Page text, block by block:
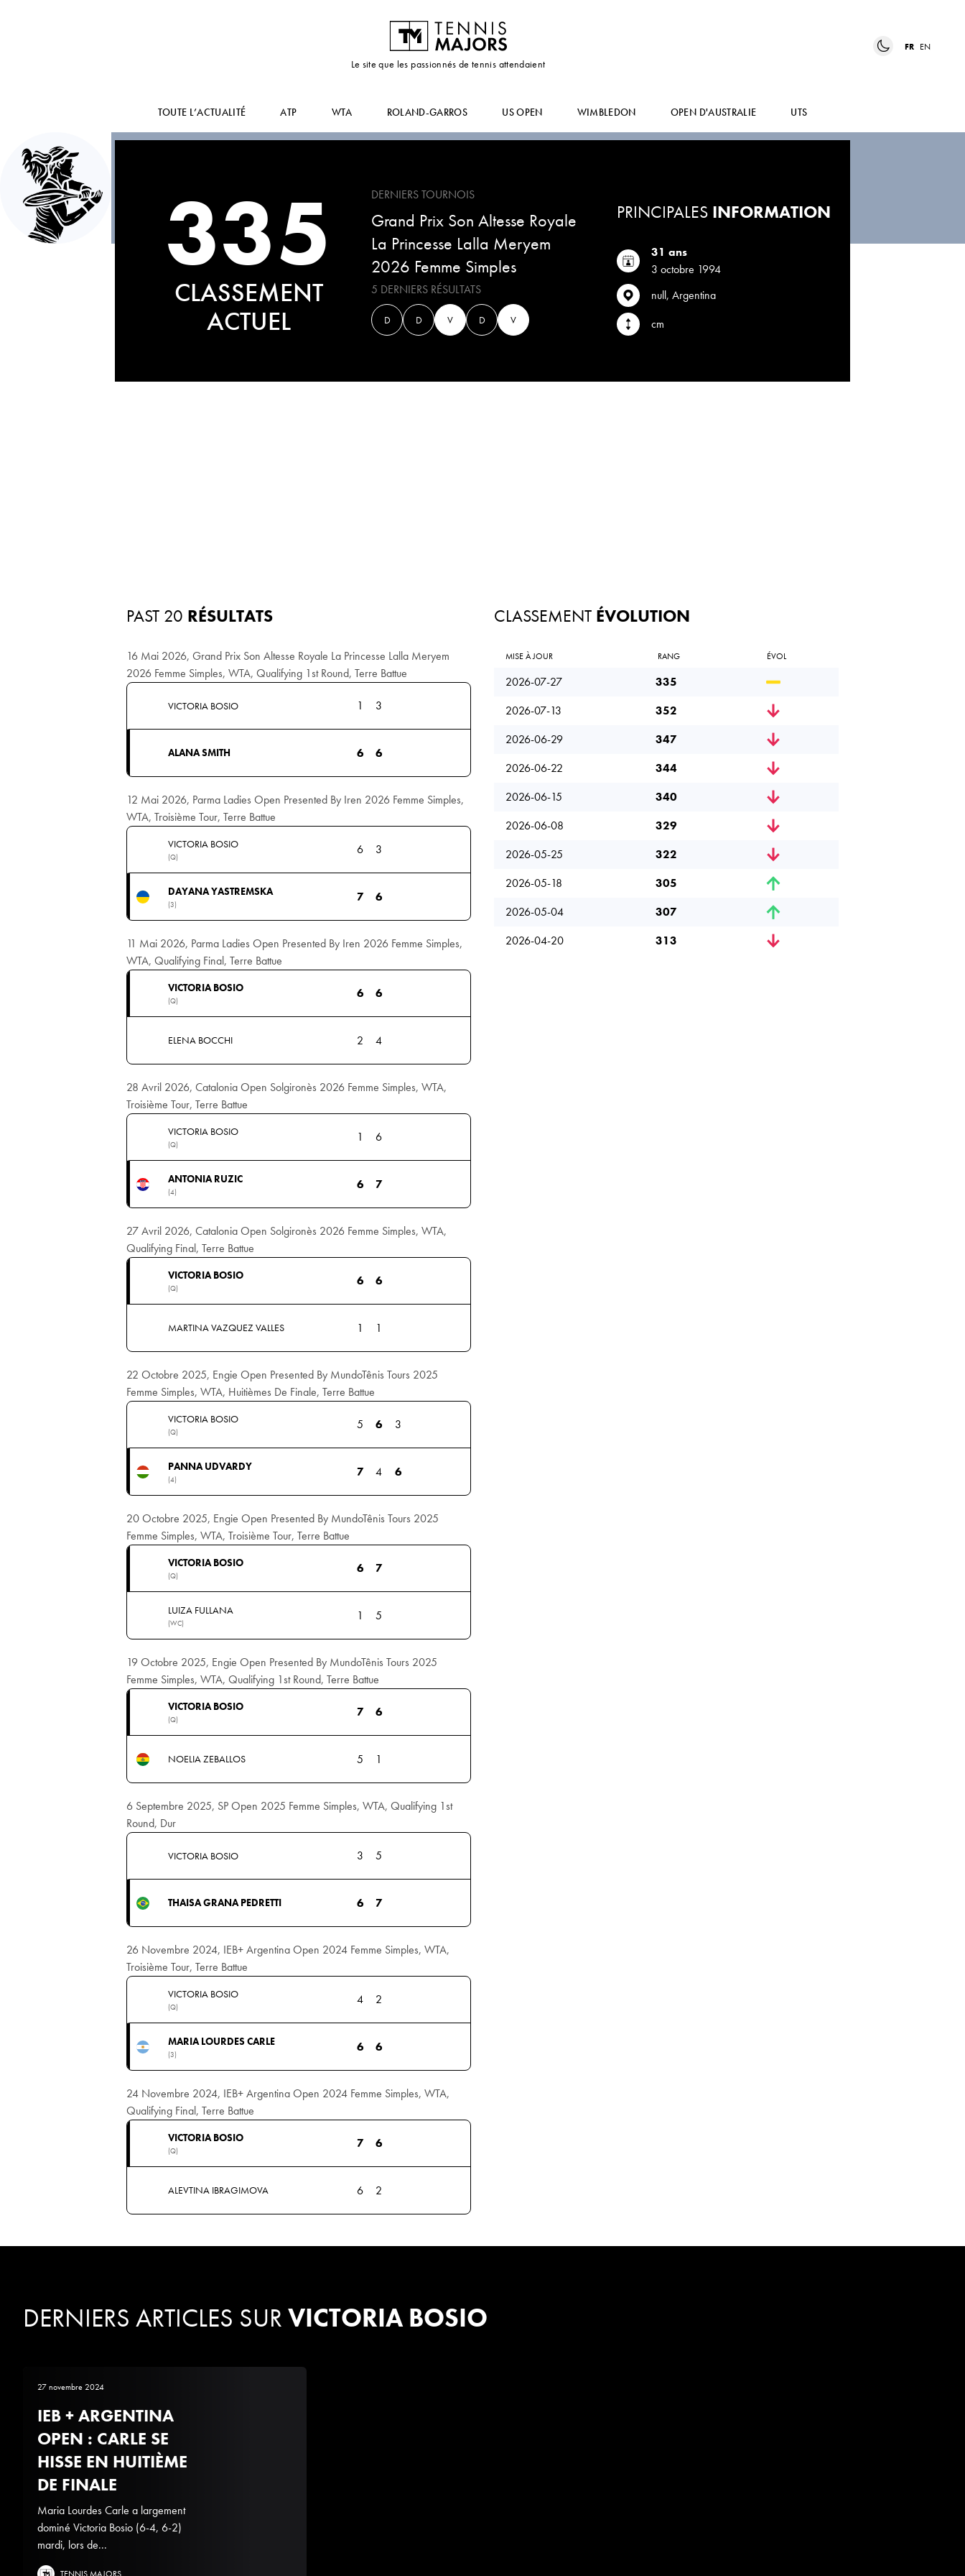
Le site que les passionnés de tennis attendaient
FR EN
TOUTE L’ACTUALITÉ ATP WTA ROLAND-GARROS US OPEN WIMBLEDON OPEN D'AUSTRALIE UTS
VICTORIA
BOSIO
335
CLASSEMENT
ACTUEL
DERNIERS TOURNOIS
Grand Prix Son Altesse Royale
La Princesse Lalla Meryem
2026 Femme Simples
5 DERNIERS RÉSULTATS
D D V D V
PRINCIPALESINFORMATION
31 ans
3 octobre 1994
null, Argentina
cm
CLASSEMENT ÉVOLUTION
MISE À JOUR RANG ÉVOL
2026-07-27
335
2026-07-13
352
2026-06-29
347
2026-06-22
344
2026-06-15
340
2026-06-08
329
2026-05-25
322
2026-05-18
305
2026-05-04
307
2026-04-20
313
PAST 20 RÉSULTATS
16 Mai 2026, Grand Prix Son Altesse Royale La Princesse Lalla Meryem
2026 Femme Simples, WTA, Qualifying 1st Round, Terre Battue
VICTORIA BOSIO 1 3
ALANA SMITH 6 6
12 Mai 2026, Parma Ladies Open Presented By Iren 2026 Femme Simples,
WTA, Troisième Tour, Terre Battue
VICTORIA BOSIO
(Q)
6 3
DAYANA YASTREMSKA
(3)
7 6
11 Mai 2026, Parma Ladies Open Presented By Iren 2026 Femme Simples,
WTA, Qualifying Final, Terre Battue
VICTORIA BOSIO
(Q)
6 6
ELENA BOCCHI 2 4
28 Avril 2026, Catalonia Open Solgironès 2026 Femme Simples, WTA,
Troisième Tour, Terre Battue
VICTORIA BOSIO
(Q)
1 6
ANTONIA RUZIC
(4)
6 7
27 Avril 2026, Catalonia Open Solgironès 2026 Femme Simples, WTA,
Qualifying Final, Terre Battue
VICTORIA BOSIO
(Q)
6 6
MARTINA VAZQUEZ VALLES 1 1
22 Octobre 2025, Engie Open Presented By MundoTênis Tours 2025
Femme Simples, WTA, Huitièmes De Finale, Terre Battue
VICTORIA BOSIO
(Q)
5 6 3
PANNA UDVARDY
(4)
7 4 6
20 Octobre 2025, Engie Open Presented By MundoTênis Tours 2025
Femme Simples, WTA, Troisième Tour, Terre Battue
VICTORIA BOSIO
(Q)
6 7
LUIZA FULLANA
(WC)
1 5
19 Octobre 2025, Engie Open Presented By MundoTênis Tours 2025
Femme Simples, WTA, Qualifying 1st Round, Terre Battue
VICTORIA BOSIO
(Q)
7 6
NOELIA ZEBALLOS 5 1
6 Septembre 2025, SP Open 2025 Femme Simples, WTA, Qualifying 1st
Round, Dur
VICTORIA BOSIO 3 5
THAISA GRANA PEDRETTI 6 7
26 Novembre 2024, IEB+ Argentina Open 2024 Femme Simples, WTA,
Troisième Tour, Terre Battue
VICTORIA BOSIO
(Q)
4 2
MARIA LOURDES CARLE
(3)
6 6
24 Novembre 2024, IEB+ Argentina Open 2024 Femme Simples, WTA,
Qualifying Final, Terre Battue
VICTORIA BOSIO
(Q)
7 6
ALEVTINA IBRAGIMOVA 6 2
DERNIERS ARTICLES SURVICTORIA BOSIO
27 novembre 2024
IEB + ARGENTINA
OPEN : CARLE SE
HISSE EN HUITIÈME
DE FINALE
Maria Lourdes Carle a largement
dominé Victoria Bosio (6-4, 6-2)
mardi, lors de...